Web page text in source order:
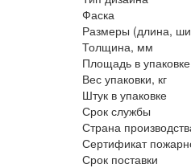
Фаска
Размеры (длина,
Толщина, мм
Площадь в
Вес упаковки, кг
Штук в упаковке
Срок службы
Страна
Сертификат
Срок поставки